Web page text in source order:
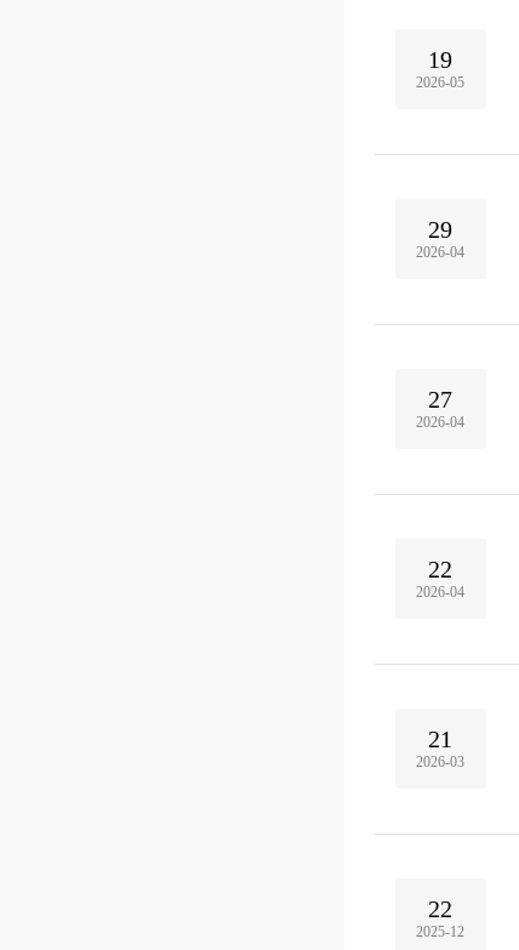
19
2026-05
29
2026-04
27
2026-04
22
2026-04
21
2026-03
22
2025-12